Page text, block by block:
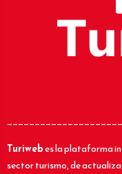
Turiwebes la plataforma
sector turismo, de